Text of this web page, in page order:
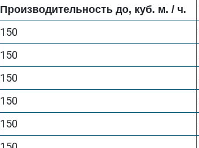
Производительность до, куб. м. / ч.
150
150
150
150
150